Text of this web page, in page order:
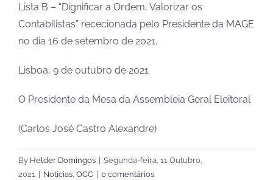
Lista B – “Dignificar a Ordem, Valorizar os
Contabilistas” rececionada pelo Presidente da MAGE
no dia 16 de setembro de 2021.
Lisboa, 9 de outubro de 2021
O Presidente da Mesa da Assembleia Geral Eleitoral
(Carlos José Castro Alexandre)
By Helder Domingos | Segunda-feira, 11 Outubro,
2021 | Notícias OCC | 0 comentários